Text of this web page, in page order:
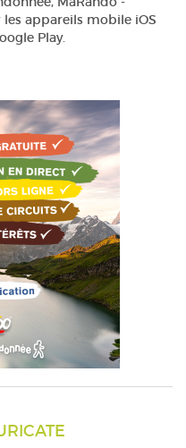
appareils mobile iOS
Play.